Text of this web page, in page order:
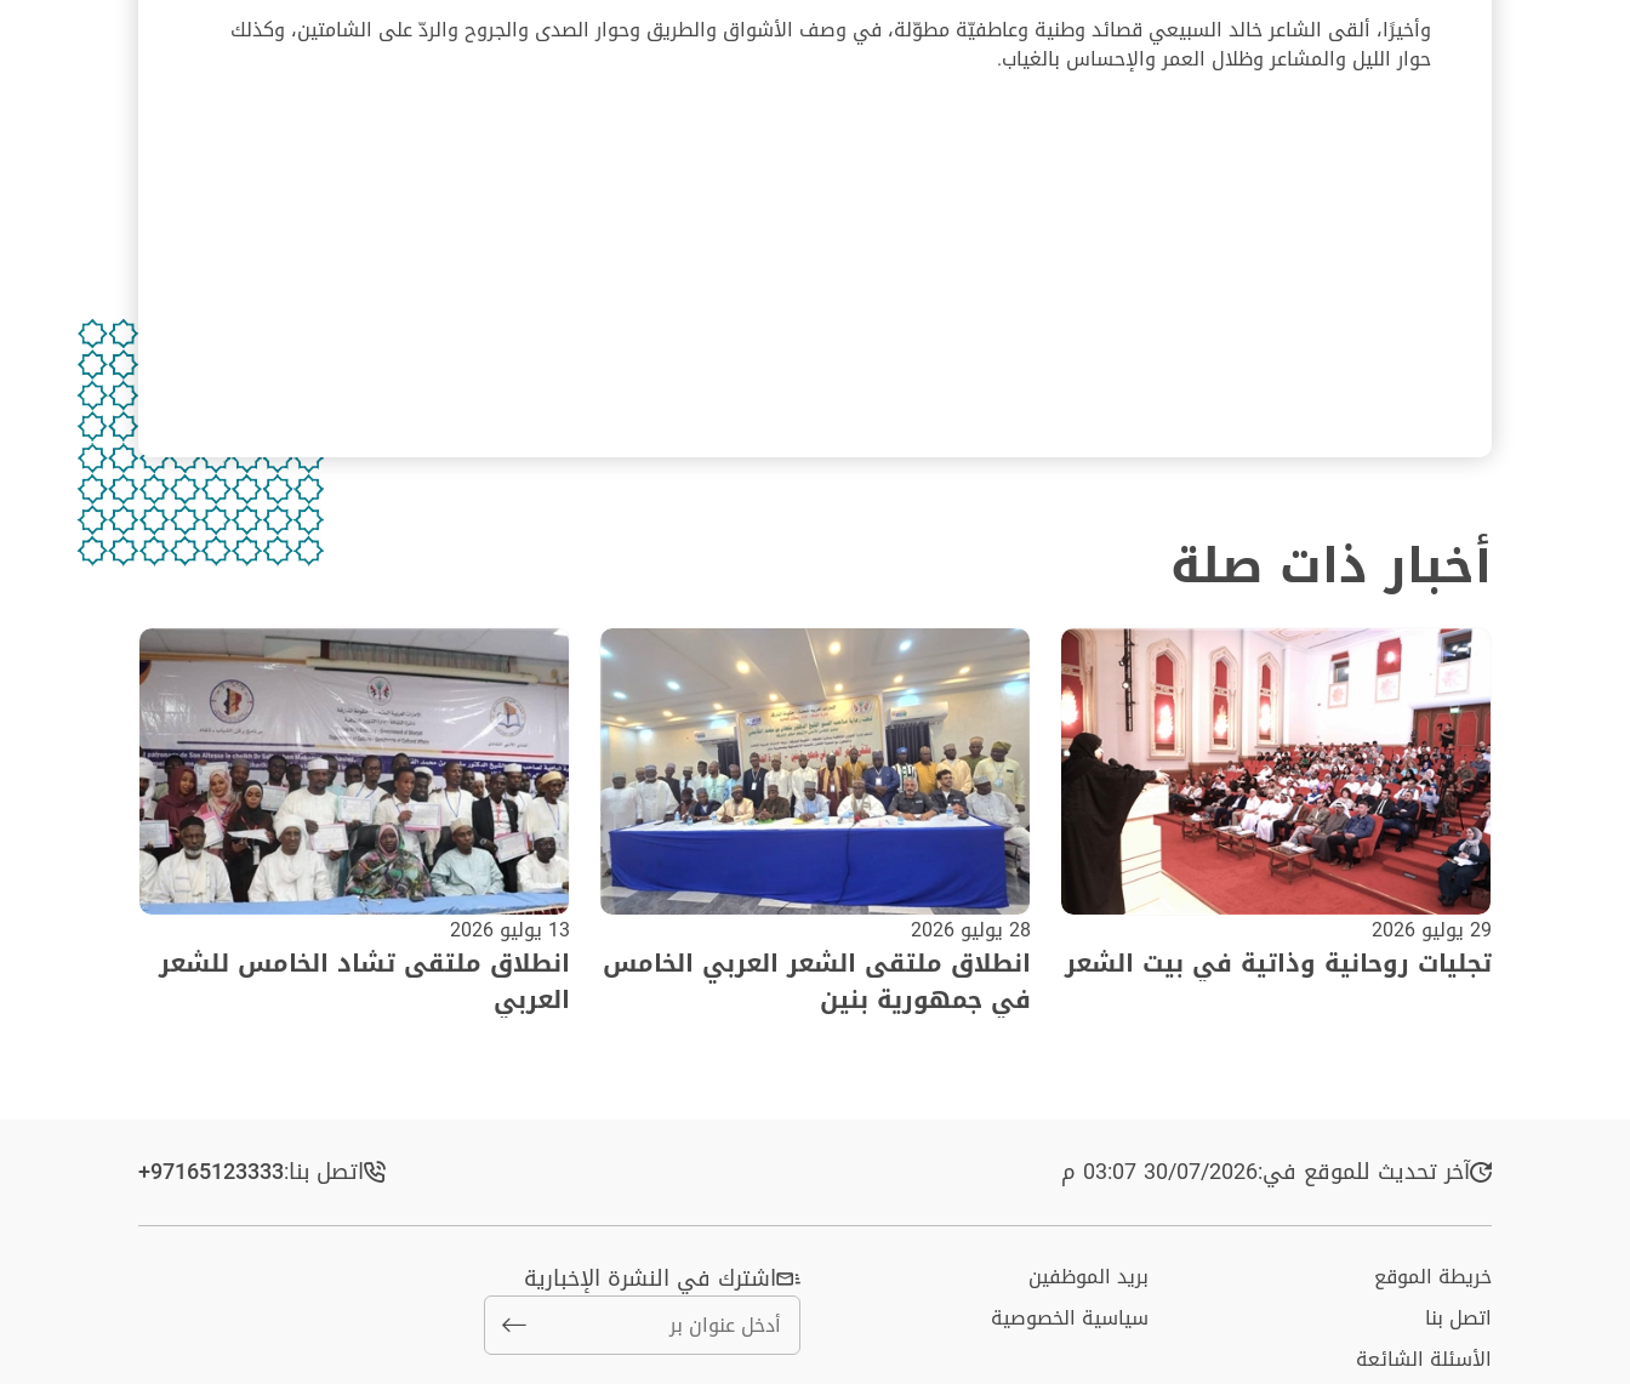
وأخيرًا، ألقى الشاعر خالد السبيعي قصائد وطنية وعاطفيّة مطوّلة، في وصف الأشواق والطريق وحوار الصدى والجروح والردّ على الشامتين، وكذلك
حوار الليل والمشاعر وظلال العمر والإحساس بالغياب.
أخبار ذات صلة
29 يوليو 2026
تجليات روحانية وذاتية في بيت الشعر
28 يوليو 2026
انطلاق ملتقى الشعر العربي الخامس
في جمهورية بنين
13 يوليو 2026
انطلاق ملتقى تشاد الخامس للشعر
العربي
آخر تحديث للموقع في:30/07/2026 03:07 م اتصل بنا:+97165123333​
خريطة الموقع
اتصل بنا
الأسئلة الشائعة
بريد الموظفين
سياسية الخصوصية
اشترك في النشرة الإخبارية